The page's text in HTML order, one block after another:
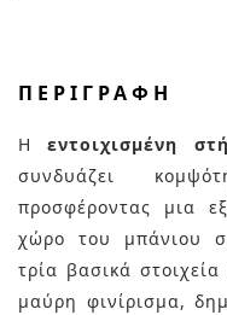
ΠΕΡΙΓΡΑΦΉ
Ηεντοιχισμένη
συνδυάζει
προσφέροντας μια
χώρο του μπάνιου
τρία βασικά
μαύρη φινίρισμα,